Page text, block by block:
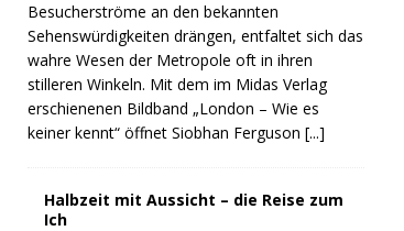
Besucherströme an den bekannten
Sehenswürdigkeiten drängen, entfaltet sich das
wahre Wesen der Metropole oft in ihren
stilleren Winkeln. Mit dem im Midas Verlag
erschienenen Bildband „London – Wie es
keiner kennt“ öffnet Siobhan Ferguson [...]
Halbzeit mit Aussicht – die Reise zum
Ich